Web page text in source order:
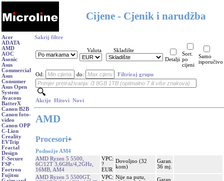
Cijene - Cjenik i narudžba
Acer
ADATA
AMD
AOC
Asonic
Asus
Commercial
Asus
Consumer
Asus Open
System
Avacom
BatterX
Canon B2B
Canon foto-
video
Canon OPP
C-Lion
Creality
EVTrip
Fractal
Design
F-Secure
FSP -
Fortron
Fujitsu
Sakrij filtre
Valuta
Skladište
Detalji
Sort.
po
cijeni
Samo
isporučivo
Od: do: Filtriraj grupu
Akcije Hitovi Novi
AMD
Procesori+
Podnožje AM4
AMD Ryzen 5 5500,
6C/12T 3,6GHz/4,2GHz,
16MB, AM4
VPC:
?
EUR
Dovoljno (32
kom)
Garan.
36 mj.
AMD Ryzen 5 5500GT,
VPC: Nije na putu,
Garan.